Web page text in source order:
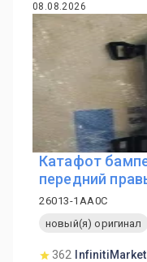
08.08.2026
Катафот
передний
26013-1AA0C
новый(я) оригинал
362